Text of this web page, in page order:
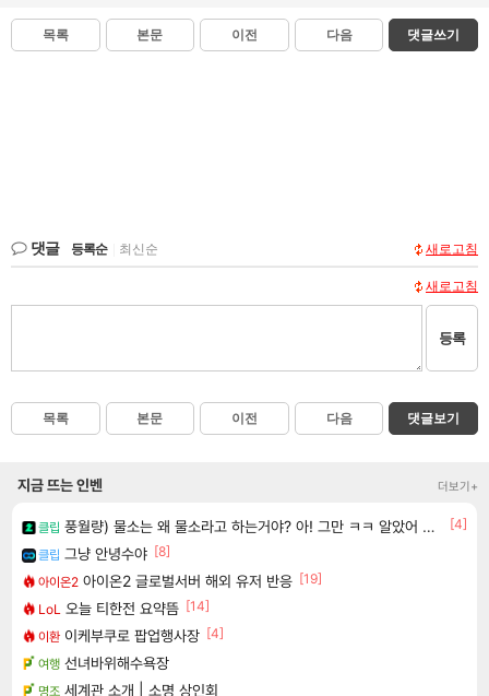
목록 본문 이전 다음 댓글쓰기
댓글 등록순 최신순 새로고침
새로고침
등록
목록 본문 이전 다음 댓글보기
지금 뜨는 인벤 더보기+
클립 풍월량) 물소는 왜 물소라고 하는거야? 아! 그만 ㅋㅋ 알았어 ㅋㅋ
[4]
클립 그냥 안녕수야 [8]
아이온2 아이온2 글로벌서버 해외 유저 반응 [19]
LoL 오늘 티한전 요약뜸 [14]
이환 이케부쿠로 팝업행사장 [4]
여행 선녀바위해수욕장
명조 세계관 소개 | 소명 상인회